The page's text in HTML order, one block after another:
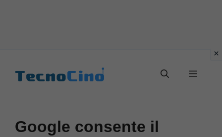
Menu
Google consente il